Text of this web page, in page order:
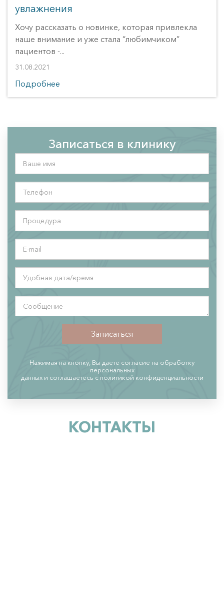
увлажнения
Хочу рассказать о новинке, которая привлекла
наше внимание и уже стала “любимчиком”
пациентов -...
31.08.2021
Подробнее
Записаться в клинику
Ваше
*
Телефон
Процедура
E-
Удобная
время
*
Сообщение
Записаться
Нажимая на кнопку, Вы даете согласие на обработку
персональных
данных и соглашаетесь c политикой конфиденциальности
КОНТАКТЫ